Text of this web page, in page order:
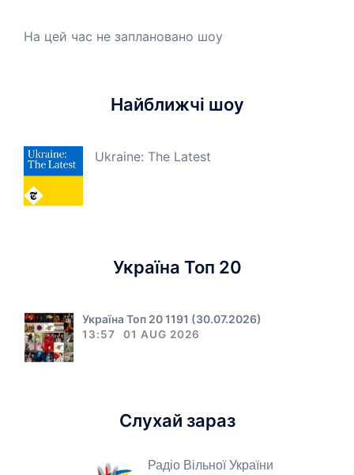
На цей час не заплановано шоу
Найближчі шоу
Ukraine: The Latest
Україна Топ 20
Україна Топ 20 1191 (30.07.2026)
13:57 01 AUG 2026
Слухай зараз
Радіо Вільної України